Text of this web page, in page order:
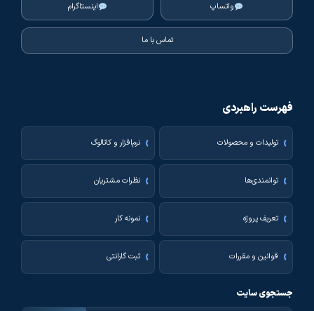
واتساپ اینستاگرام
تماس با ما
فهرست راهبردی
تولیدات و محصولات نرم‌افزار و کاتالوگ
توانمندی‌ها نظرات مشتریان
تعریف پروژه نمونه کار
قوانین و مقررات ثبت گارانتی
جستجوی سایت